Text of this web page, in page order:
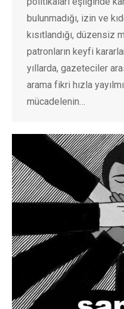
bulunmadığı, izin ve
kısıtlandığı, düzensiz
patronların keyfi
yıllarda, gazeteciler
arama fikri hızla
mücadelenin…